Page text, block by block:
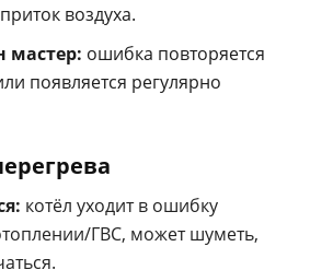
воздуха.
мастер: ошибка повторяется
появляется регулярно
котёл уходит в ошибку
ГВС, может шуметь,